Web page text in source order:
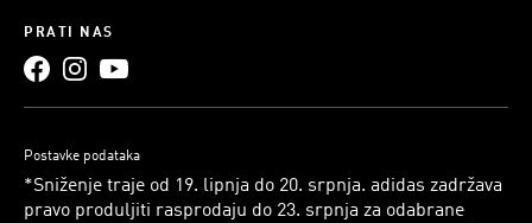
PRATI NAS
Postavke podataka
*Sniženje traje od 19. lipnja do 20. srpnja. adidas zadržava
pravo produljiti rasprodaju do 23. srpnja za odabrane